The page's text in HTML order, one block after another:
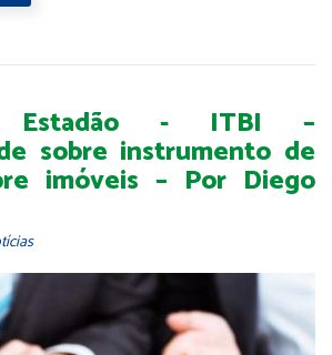
- ITBI –
sobre instrumento de
imóveis – Por Diego